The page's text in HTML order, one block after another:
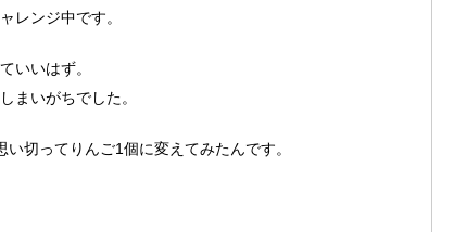
レンジ中です。
いいはず。
まいがちでした。
切ってりんご1個に変えてみたんです。